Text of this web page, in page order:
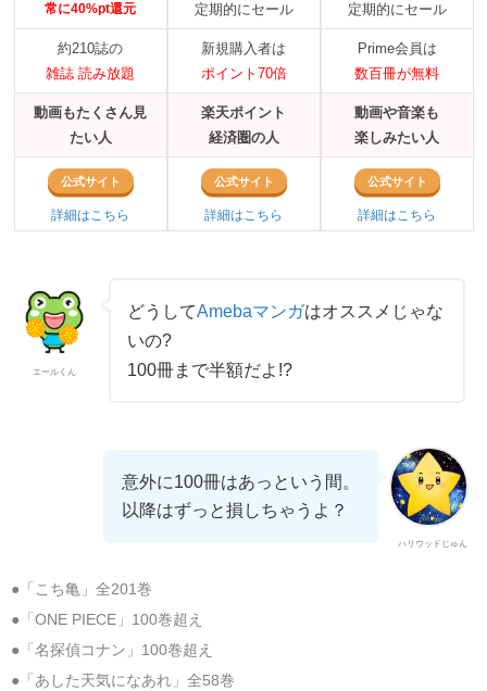
常に40%pt還元 定期的にセール 定期的にセール
約210誌の
雑誌 読み放題
新規購入者は
ポイント70倍
Prime会員は
数百冊が無料
動画もたくさん見
たい人
楽天ポイント
経済圏の人
動画や音楽も
楽しみたい人
公式サイト
詳細はこちら
公式サイト
詳細はこちら
公式サイト
詳細はこちら
エールくん
どうしてAmebaマンガはオススメじゃな
いの?
100冊まで半額だよ!?
ハリウッドじゅん
意外に100冊はあっという間。
以降はずっと損しちゃうよ？
●「こち亀」全201巻
●「ONE PIECE」100巻超え
●「名探偵コナン」100巻超え
●「あした天気になあれ」全58巻